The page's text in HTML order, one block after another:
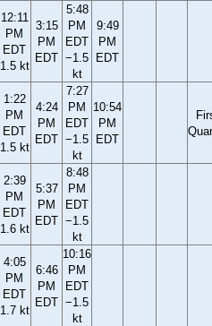
12:11
PM
EDT
1.5 kt
3:15
PM
EDT
5:48
PM
EDT
−1.5
kt
9:49
PM
EDT
1:22
PM
EDT
1.5 kt
4:24
PM
EDT
7:27
PM
EDT
−1.5
kt
10:54
PM
EDT
2:39
PM
EDT
1.6 kt
5:37
PM
EDT
8:48
PM
EDT
−1.5
kt
4:05
PM
EDT
1.7 kt
6:46
PM
EDT
10:16
PM
EDT
−1.5
kt